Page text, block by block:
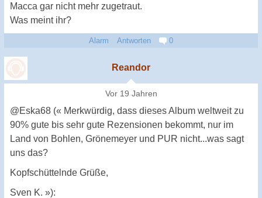
Macca gar nicht mehr zugetraut.
Was meint ihr?
Alarm Antworten 0
Reandor
Vor 19 Jahren
@Eska68 (« Merkwürdig, dass dieses Album weltweit zu
90% gute bis sehr gute Rezensionen bekommt, nur im
Land von Bohlen, Grönemeyer und PUR nicht...was sagt
uns das?
Kopfschüttelnde Grüße,
Sven K. »):